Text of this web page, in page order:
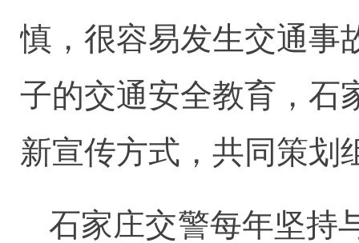
慎，很容易发生交通事
子的交通安全教育，石
新宣传方式，共同策划
石家庄交警每年坚持